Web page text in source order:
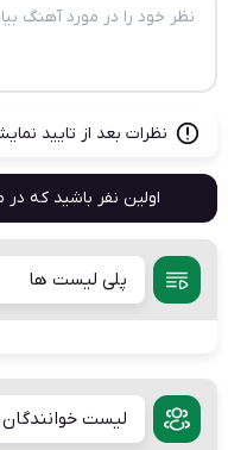
نظرات بعد از تایید
اولین نفر باشید که
پلی لیست ها
لیست خوانندگان